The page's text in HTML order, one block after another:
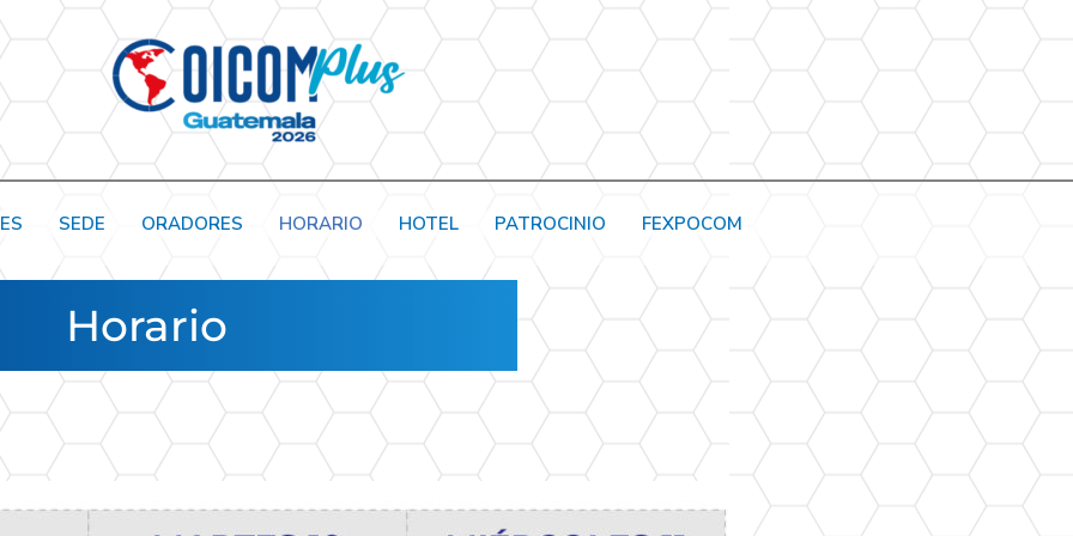
SEDE ORADORES HORARIO HOTEL PATROCINIO FEXPOCOM
Horario